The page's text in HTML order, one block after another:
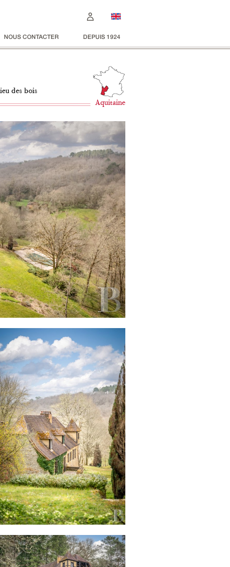
NOUS CONTACTER DEPUIS 1924
des bois
Aquitaine